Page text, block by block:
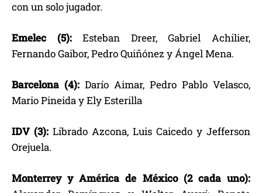
con un solo jugador.
Emelec (5):Esteban Dreer, Gabriel Achilier,
Fernando Gaibor, Pedro Quiñónez y Ángel Mena.
Barcelona (4): Darío Aimar, Pedro Pablo Velasco,
Mario Pineida y Ely Esterilla
IDV (3): Librado Azcona, Luis Caicedo y Jefferson
Orejuela.
Monterrey y América de México (2 cada uno):